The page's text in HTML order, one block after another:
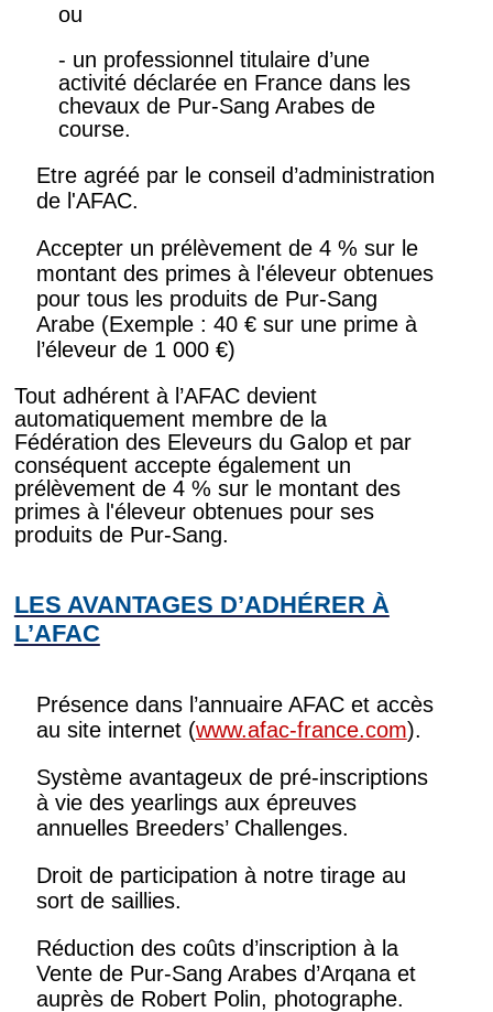
ou
- un professionnel titulaire d’une
activité déclarée en France dans les
chevaux de Pur-Sang Arabes de
course.
Etre agréé par le conseil d’administration
de l'AFAC.
Accepter un prélèvement de 4 % sur le
montant des primes à l'éleveur obtenues
pour tous les produits de Pur-Sang
Arabe (Exemple : 40 € sur une prime à
l’éleveur de 1 000 €)
Tout adhérent à l’AFAC devient
automatiquement membre de la
Fédération des Eleveurs du Galop et par
conséquent accepte également un
prélèvement de 4 % sur le montant des
primes à l'éleveur obtenues pour ses
produits de Pur-Sang.
LES AVANTAGES D’ADHÉRER À
L’AFAC
Présence dans l’annuaire AFAC et accès
au site internet (www.afac-france.com).
Système avantageux de pré-inscriptions
à vie des yearlings aux épreuves
annuelles Breeders’ Challenges.
Droit de participation à notre tirage au
sort de saillies.
Réduction des coûts d’inscription à la
Vente de Pur-Sang Arabes d’Arqana et
auprès de Robert Polin, photographe.